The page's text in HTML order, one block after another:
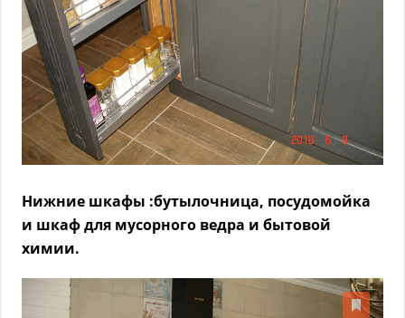
Нижние шкафы :бутылочница, посудомойка
и шкаф для мусорного ведра и бытовой
химии.